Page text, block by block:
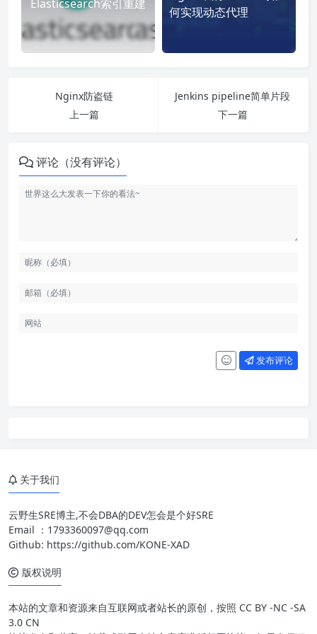
Elasticsearch索引重建
何实现动态代理
Nginx防盗链
上一篇
Jenkins pipeline简单片段
下一篇
评论（没有评论）
发布评论
关于我们
云野生SRE博主,不会DBA的DEV怎会是个好SRE
Email ： 1793360097@qq.com
Github: https://github.com/KONE-XAD
版权说明
本站的文章和资源来自互联网或者站长的原创，按照 CC BY -NC -SA
3.0 CN